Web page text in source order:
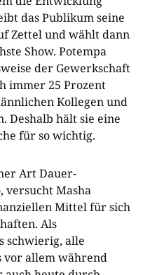
das Publikum seine
Zettel und wählt dann
Show. Potempa
der Gewerkschaft
immer 25 Prozent
Kollegen und
Deshalb hält sie eine
für so wichtig.
Art Dauer-
versucht Masha
Mittel für sich
Als
schwierig, alle
vor allem während